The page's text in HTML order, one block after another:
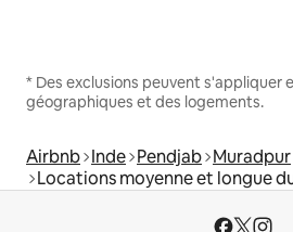
* Des exclusions peuvent s'appliquer
géographiques et des logements.
Airbnb Inde Pendjab Muradpur
Locations moyenne et longue